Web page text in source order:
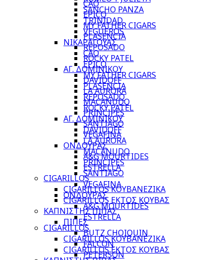
CAO
EPICO
MY FATHER CIGARS
PLASENCIA
REPOSADO
ROCKY PATEL
ΑΓ. ΔΟΜΙΝΙΚΟΥ
DAVIDOFF
LA AURORA
MACANUDO
PRINCIPES
SANTIAGO
VEGAFINA
ΟΝΔΟΥΡΑΣ
A&G MOURTIDES
ESTRELLA
CIGARILLOS
CIGARILLOS ΚΟΥΒΑΝΕΖΙΚΑ
CIGARILLOS ΕΚΤΟΣ ΚΟΥΒΑΣ
ΚΑΠΝΙΣΤΗΣ ΠΙΠΑΣ
ΠΙΠΕΣ
BUTZ CHOIQUIN
FALCON
PETERSON
SANCHO PANZA
TRINIDAD
VEGUEROS
ΝΙΚΑΡΑΓΟΥΑΣ
CAO
EPICO
MY FATHER CIGARS
PLASENCIA
REPOSADO
ROCKY PATEL
ΑΓ. ΔΟΜΙΝΙΚΟΥ
DAVIDOFF
LA AURORA
MACANUDO
PRINCIPES
SANTIAGO
VEGAFINA
ΟΝΔΟΥΡΑΣ
A&G MOURTIDES
ESTRELLA
CIGARILLOS
CIGARILLOS ΚΟΥΒΑΝΕΖΙΚΑ
CIGARILLOS ΕΚΤΟΣ ΚΟΥΒΑΣ